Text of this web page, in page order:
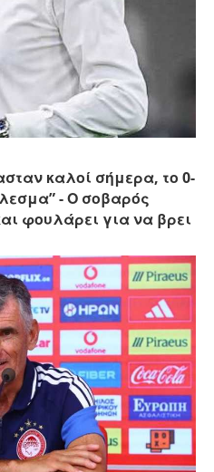
καλοί σήμερα, το 0-
- Ο σοβαρός
φουλάρει για να βρει